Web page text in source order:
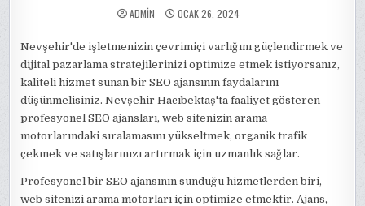
ADMIN OCAK 26, 2024
Nevşehir'de işletmenizin çevrimiçi varlığını güçlendirmek ve
dijital pazarlama stratejilerinizi optimize etmek istiyorsanız,
kaliteli hizmet sunan bir SEO ajansının faydalarını
düşünmelisiniz. Nevşehir Hacıbektaş'ta faaliyet gösteren
profesyonel SEO ajansları, web sitenizin arama
motorlarındaki sıralamasını yükseltmek, organik trafik
çekmek ve satışlarınızı artırmak için uzmanlık sağlar.
Profesyonel bir SEO ajansının sunduğu hizmetlerden biri,
web sitenizi arama motorları için optimize etmektir. Ajans,